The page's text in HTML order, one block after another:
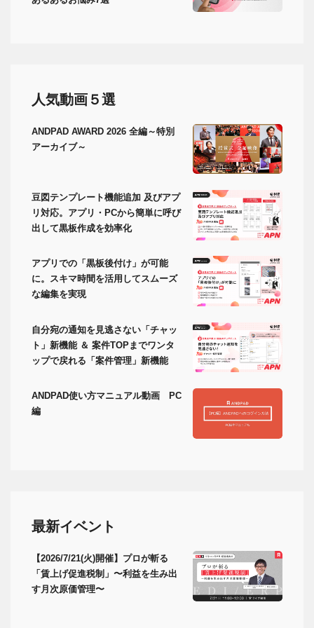
人気動画５選
ANDPAD AWARD 2026 全編～特別
アーカイブ～
豆図テンプレート機能追加 及びアプ
リ対応。アプリ・PCから簡単に呼び
出して黒板作成を効率化
アプリでの「黒板後付け」が可能
に。スキマ時間を活用してスムーズ
な編集を実現
自分宛の通知を見逃さない「チャッ
ト」新機能 ＆ 案件TOPまでワンタ
ップで戻れる「案件管理」新機能
ANDPAD使い方マニュアル動画 PC
編
最新イベント
【2026/7/21(火)開催】プロが斬る
「賃上げ促進税制」〜利益を生み出
す月次原価管理〜